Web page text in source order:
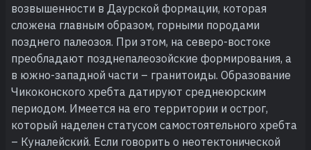
возвышенности в Даурской формации, которая
сложена главным образом, горными породами
позднего палеозоя. При этом, на северо-востоке
преобладают позднепалеозойские формирования, а
в южно-западной части – гранитоиды. Образование
Чикоконского хребта датируют среднеюрским
периодом. Имеется на его территории и острог,
который наделен статусом самостоятельного хребта
– Куналейский. Если говорить о неотектонической